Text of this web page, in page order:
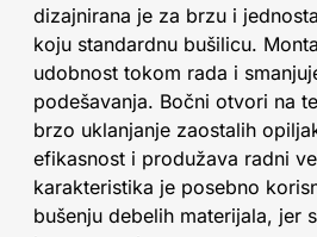
dizajnirana je za brzu i
koju standardnu bušilicu.
udobnost tokom rada i
podešavanja. Bočni otvori na
brzo uklanjanje zaostalih
efikasnost i produžava radni
karakteristika je posebno
bušenju debelih materijala, jer